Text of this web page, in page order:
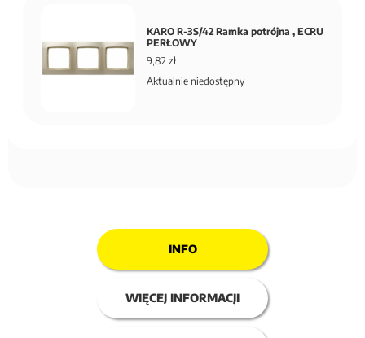
KARO R-3S/42 Ramka potrójna , ECRU
PERŁOWY
9,82 zł
Aktualnie niedostępny
INFO
WIĘCEJ INFORMACJI